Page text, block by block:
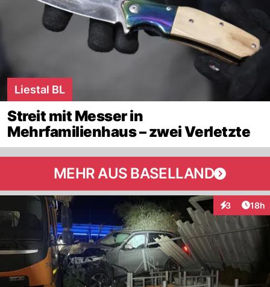
Liestal BL
Streit mit Messer in
Mehrfamilienhaus – zwei Verletzte
MEHR AUS BASELLAND
3
Interaktionen
18h